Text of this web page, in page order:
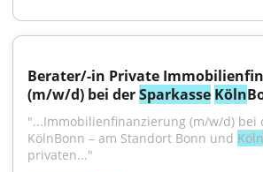
Berater/-in Private
(m/w/d) bei der Sparkasse Köln
"...Immobilienfinanzierung (m/w/d) bei
KölnBonn – am Standort Bonn und Köln
privaten..."